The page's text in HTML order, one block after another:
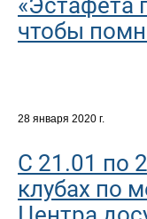
чтобы
28 января 2020 г.
С 21.01 по
клубах по